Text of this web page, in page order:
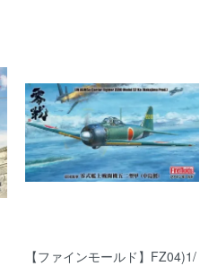
【ファインモールド】FZ04)1/